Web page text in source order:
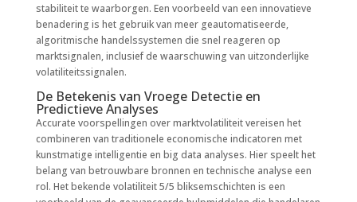
stabiliteit te waarborgen. Een voorbeeld van een innovatieve
benadering is het gebruik van meer geautomatiseerde,
algoritmische handelssystemen die snel reageren op
marktsignalen, inclusief de waarschuwing van uitzonderlijke
volatiliteitssignalen.
De Betekenis van Vroege Detectie en
Predictieve Analyses
Accurate voorspellingen over marktvolatiliteit vereisen het
combineren van traditionele economische indicatoren met
kunstmatige intelligentie en big data analyses. Hier speelt het
belang van betrouwbare bronnen en technische analyse een
rol. Het bekende volatiliteit 5/5 bliksemschichten is een